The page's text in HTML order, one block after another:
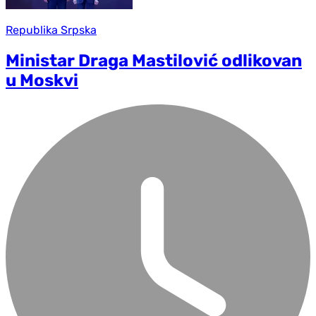
Republika Srpska
Ministar Draga Mastilović odlikovan
u Moskvi